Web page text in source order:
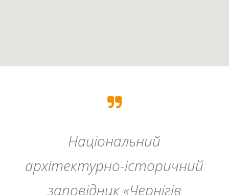
Національний
архітектурно-історичний
заповідник «Чернігів